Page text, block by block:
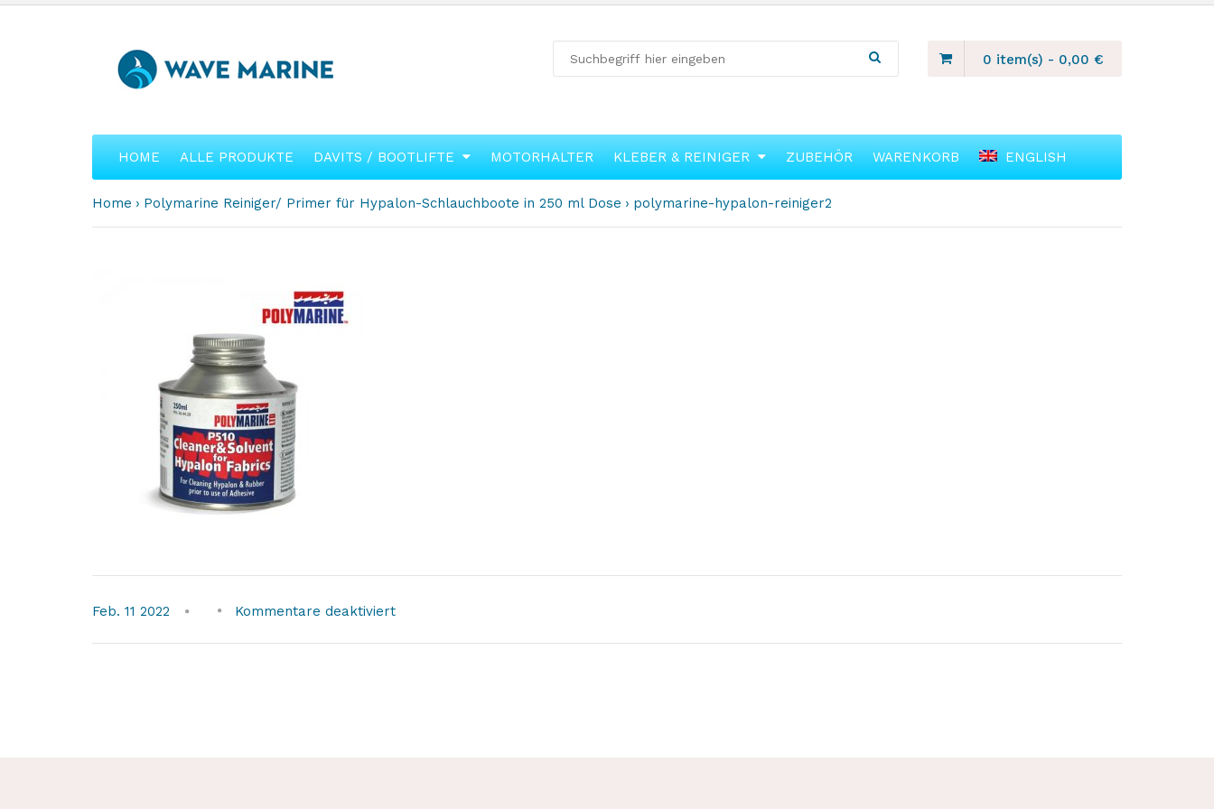
0 item(s) - 0,00 €
HOME ALLE PRODUKTE DAVITS / BOOTLIFTE MOTORHALTER KLEBER & REINIGER ZUBEHÖR WARENKORB ENGLISH
Home Polymarine Reiniger/ Primer für Hypalon-Schlauchboote in 250 ml Dose polymarine-hypalon-reiniger2
Feb. 11 2022 Kommentare deaktiviertfür